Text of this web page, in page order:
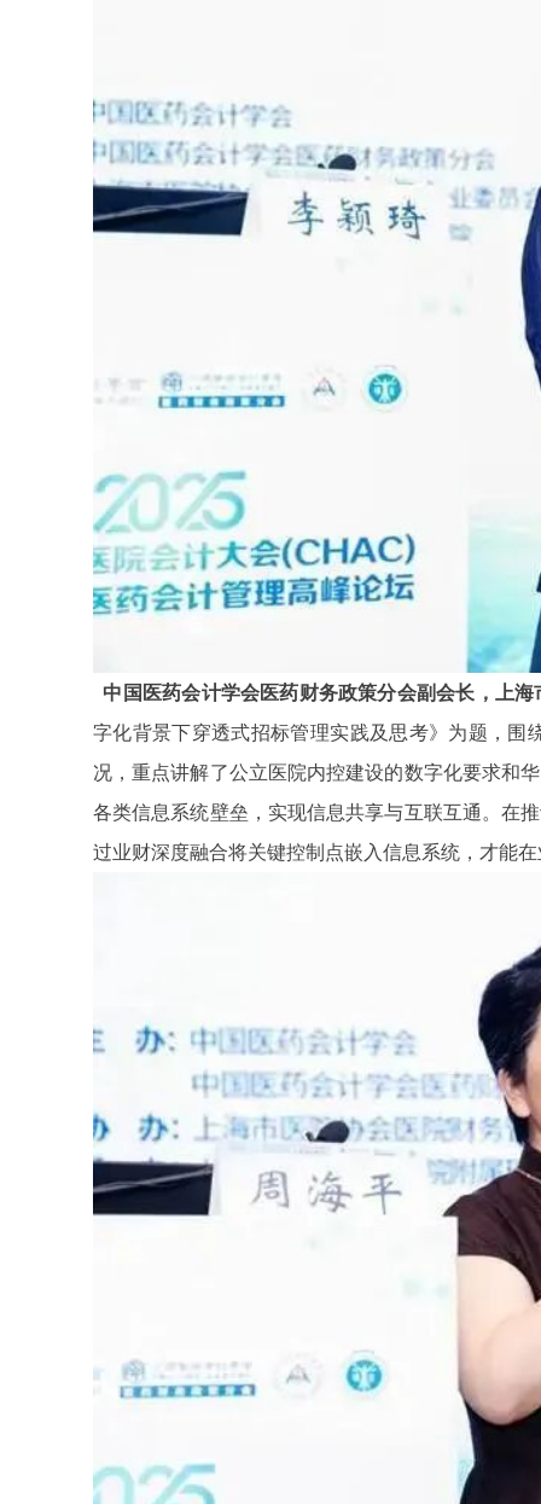
中国医药会计学会医药财务政策分会副会长，上
字化背景下穿透式招标管理实践及思考》为题，围
况，重点讲解了公立医院内控建设的数字化要求和
各类信息系统壁垒，实现信息共享与互联互通。在
过业财深度融合将关键控制点嵌入信息系统，才能